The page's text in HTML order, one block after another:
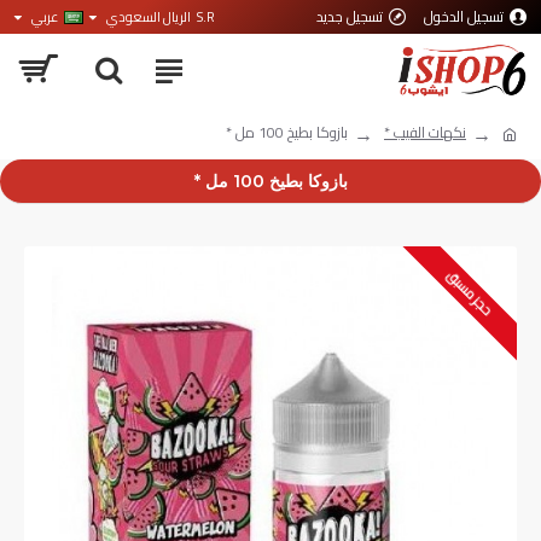
تسجيل الدخول تسجيل جديد S.R الريال السعودي عربي
نكهات الفيب * بازوكا بطيخ 100 مل *
بازوكا بطيخ 100 مل *
حجز مسبق